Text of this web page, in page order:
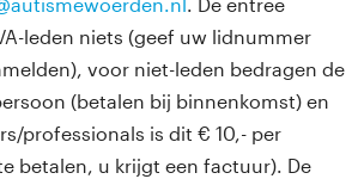
leden niets (geef uw lidnummer
voor niet-leden bedragen de
(betalen bij binnenkomst) en
professionals is dit € 10,- per
betalen, u krijgt een factuur). De